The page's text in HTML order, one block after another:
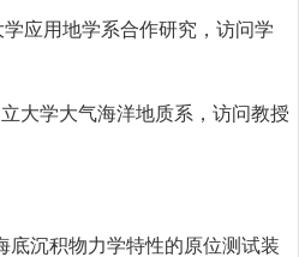
应用地学系合作研究，访问学
大学大气海洋地质系，访问教授
底沉积物力学特性的原位测试装